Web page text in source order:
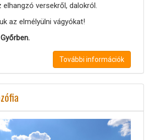
versekről, dalokról.
az elmélyülni vágyókat!
További információk